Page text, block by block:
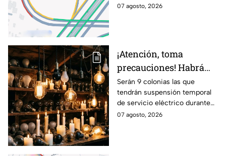
Abasolo
07 agosto, 2026
¡Atención, toma
precauciones! Habrá
suspensión de luz por 8
horas hoy viernes 7 y
mañana sábado 8 de
agosto en 9 sitios
Serán 9 colonias las que
tendrán suspensión temporal
de servicio eléctrico durante
ocho horas este viernes 7 y
07 agosto, 2026